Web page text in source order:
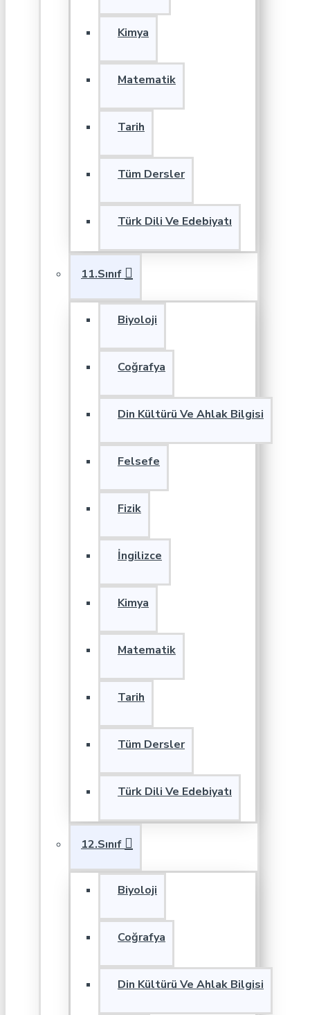
Kimya
Matematik
Tarih
Tüm Dersler
Türk Dili Ve Edebiyatı
11.Sınıf
Biyoloji
Coğrafya
Din Kültürü Ve Ahlak Bilgisi
Felsefe
Fizik
İngilizce
Kimya
Matematik
Tarih
Tüm Dersler
Türk Dili Ve Edebiyatı
12.Sınıf
Biyoloji
Coğrafya
Din Kültürü Ve Ahlak Bilgisi